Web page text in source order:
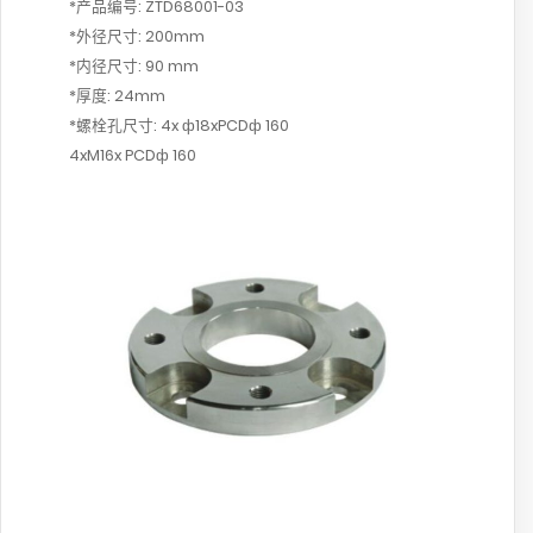
*产品编号: ZTD68001-03
*外径尺寸: 200mm
*内径尺寸: 90 mm
*厚度: 24mm
*螺栓孔尺寸: 4x ф18xPCDф 160
4xM16x PCDф 160